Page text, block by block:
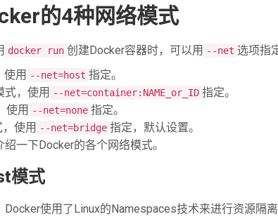
的4种网络模式
docker run 创建Docker容器时，可以用 --net 选项指
使用 --net=host 指定。
式，使用 --net=container:NAME_or_ID 指定。
使用 --net=none 指定。
使用 --net=bridge 指定，默认设置。
绍一下Docker的各个网络模式。
模式
Docker使用了Linux的Namespaces技术来进行资源隔